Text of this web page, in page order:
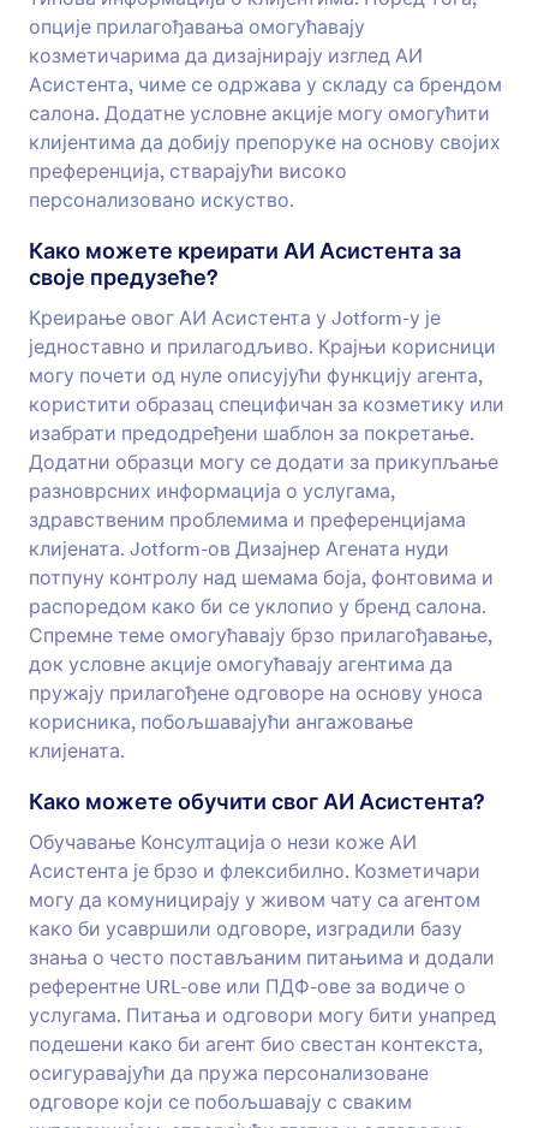
опције прилагођавања омогућавају
козметичарима да дизајнирају изглед АИ
Асистента, чиме се одржава у складу са брендом
салона. Додатне условне акције могу омогућити
клијентима да добију препоруке на основу својих
преференција, стварајући високо
персонализовано искуство.
Како можете креирати АИ Асистента за
своје предузеће?
Креирање овог АИ Асистента у Jotform-у је
једноставно и прилагодљиво. Крајњи корисници
могу почети од нуле описујући функцију агента,
користити образац специфичан за козметику или
изабрати предодређени шаблон за покретање.
Додатни образци могу се додати за прикупљање
разноврсних информација о услугама,
здравственим проблемима и преференцијама
клијената. Jotform-ов Дизајнер Агената нуди
потпуну контролу над шемама боја, фонтовима и
распоредом како би се уклопио у бренд салона.
Спремне теме омогућавају брзо прилагођавање,
док условне акције омогућавају агентима да
пружају прилагођене одговоре на основу уноса
корисника, побољшавајући ангажовање
клијената.
Како можете обучити свог АИ Асистента?
Обучавање Консултација о нези коже АИ
Асистента је брзо и флексибилно. Козметичари
могу да комуницирају у живом чату са агентом
како би усавршили одговоре, изградили базу
знања о често постављаним питањима и додали
референтне URL-ове или ПДФ-ове за водиче о
услугама. Питања и одговори могу бити унапред
подешени како би агент био свестан контекста,
осигуравајући да пружа персонализоване
одговоре који се побољшавају с сваким